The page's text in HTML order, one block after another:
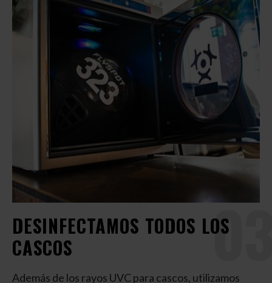
03
DESINFECTAMOS TODOS LOS
CASCOS
Además de los rayos UVC para cascos, utilizamos